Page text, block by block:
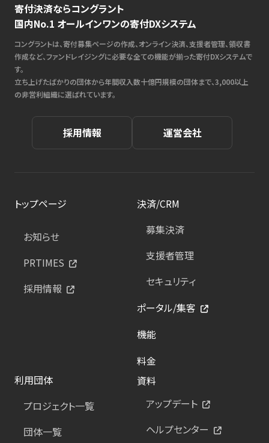
寄付決済ならコングラント
国内No.1 オールインワンの寄付DXシステム
コングラントは、寄付募集ページの作成、オンライン決済、支援者管理、領収書
作成など、ファンドレイジングに必要な全ての機能が揃った寄付DXシステムで
す。
立ち上げたばかりの団体から年間収入数十億円規模の団体まで、3,000以上
の非営利組織に選ばれています。
採用情報 運営会社
トップページ
お知らせ
PRTIMES
採用情報
決済/CRM
募集決済
支援者管理
セキュリティ
ポータル/集客
機能
料金
利用団体
プロジェクト一覧
団体一覧
資料
アップデート
ヘルプセンター